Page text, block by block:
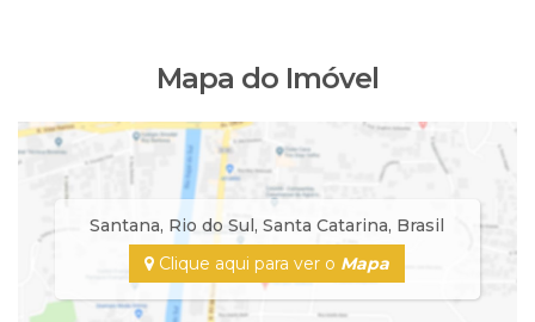
Mapa do Imóvel
Santana, Rio do Sul,Santa Catarina, Brasil
Clique aqui para ver o Mapa